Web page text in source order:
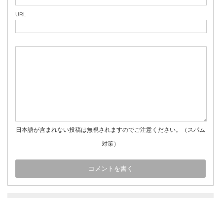
URL
日本語が含まれない投稿は無視されますのでご注意ください。（スパム
対策）